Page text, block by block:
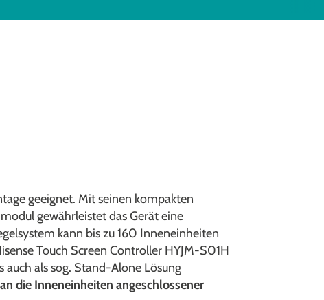
geeignet. Mit seinen kompakten
gewährleistet das Gerät eine
kann bis zu 160 Inneneinheiten
Touch Screen Controller HYJM-S01H
als sog. Stand-Alone Lösung
die Inneneinheiten angeschlossener